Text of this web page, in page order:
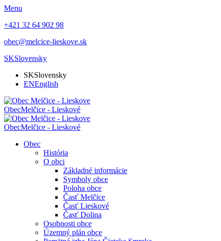
Menu
+421 32 64 902 98
obec@melcice-lieskove.sk
SKSlovensky
SKSlovensky
ENEnglish
ObecMelčice - Lieskové
ObecMelčice - Lieskové
Obec
História
O obci
Základné informácie
Symboly obce
Poloha obce
Časť Melčice
Časť Lieskové
Časť Dolina
Osobnosti obce
Územný plán obce